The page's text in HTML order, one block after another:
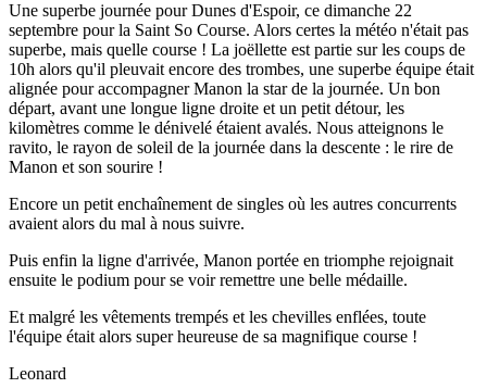
Une superbe journée pour Dunes d'Espoir, ce dimanche 22
septembre pour la Saint So Course. Alors certes la météo n'était pas
superbe, mais quelle course ! La joëllette est partie sur les coups de
10h alors qu'il pleuvait encore des trombes, une superbe équipe était
alignée pour accompagner Manon la star de la journée. Un bon
départ, avant une longue ligne droite et un petit détour, les
kilomètres comme le dénivelé étaient avalés. Nous atteignons le
ravito, le rayon de soleil de la journée dans la descente : le rire de
Manon et son sourire !
Encore un petit enchaînement de singles où les autres concurrents
avaient alors du mal à nous suivre.
Puis enfin la ligne d'arrivée, Manon portée en triomphe rejoignait
ensuite le podium pour se voir remettre une belle médaille.
Et malgré les vêtements trempés et les chevilles enflées, toute
l'équipe était alors super heureuse de sa magnifique course !
Leonard